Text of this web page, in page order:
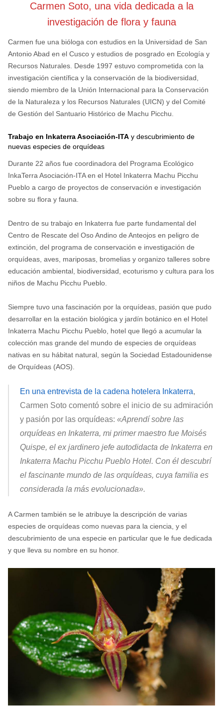
Carmen Soto, una vida dedicada a la
investigación de flora y fauna
Carmen fue una bióloga con estudios en la Universidad de San
Antonio Abad en el Cusco y estudios de posgrado en Ecología y
Recursos Naturales. Desde 1997 estuvo comprometida con la
investigación científica y la conservación de la biodiversidad,
siendo miembro de la Unión Internacional para la Conservación
de la Naturaleza y los Recursos Naturales (UICN) y del Comité
de Gestión del Santuario Histórico de Machu Picchu.
Trabajo en Inkaterra Asociación-ITAy descubrimiento de
nuevas especies de orquídeas
Durante 22 años fue coordinadora del Programa Ecológico
InkaTerra Asociación-ITA en el Hotel Inkaterra Machu Picchu
Pueblo a cargo de proyectos de conservación e investigación
sobre su flora y fauna.
Dentro de su trabajo en Inkaterra fue parte fundamental del
Centro de Rescate del Oso Andino de Anteojos en peligro de
extinción, del programa de conservación e investigación de
orquídeas, aves, mariposas, bromelias y organizo talleres sobre
educación ambiental, biodiversidad, ecoturismo y cultura para los
niños de Machu Picchu Pueblo.
Siempre tuvo una fascinación por la orquídeas, pasión que pudo
desarrollar en la estación biológica y jardín botánico en el Hotel
Inkaterra Machu Picchu Pueblo, hotel que llegó a acumular la
colección mas grande del mundo de especies de orquídeas
nativas en su hábitat natural, según la Sociedad Estadounidense
de Orquídeas (AOS).
En una entrevista de la cadena hotelera Inkaterra,
Carmen Soto comentó sobre el inicio de su admiración
y pasión por las orquídeas: «Aprendí sobre las
orquídeas en Inkaterra, mi primer maestro fue Moisés
Quispe, el ex jardinero jefe autodidacta de Inkaterra en
Inkaterra Machu Picchu Pueblo Hotel. Con él descubrí
el fascinante mundo de las orquídeas, cuya familia es
considerada la más evolucionada».
A Carmen también se le atribuye la descripción de varias
especies de orquídeas como nuevas para la ciencia, y el
descubrimiento de una especie en particular que le fue dedicada
y que lleva su nombre en su honor.